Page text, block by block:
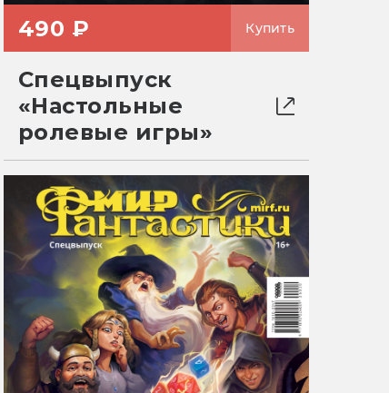
490 ₽ Купить
Спецвыпуск
«Настольные
ролевые игры»